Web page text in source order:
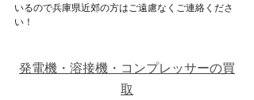
いるので兵庫県近郊の方はご遠慮なくご連絡くださ
い！
発電機・溶接機・コンプレッサーの買
取